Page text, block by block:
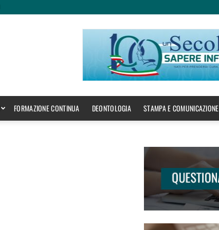
FORMAZIONE CONTINUA DEONTOLOGIA STAMPA E COMUNICAZIONE